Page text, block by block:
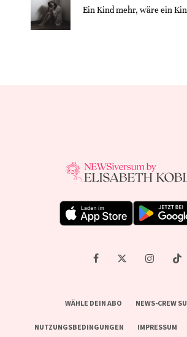
Ein Kind mehr, wäre ein
WÄHLE DEIN ABO NEWS-CREW
NUTZUNGSBEDINGUNGEN IMPRESSUM